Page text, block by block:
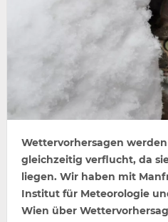
Wettervorhersagen
gleichzeitig verflucht, da
liegen. Wir haben mit
Institut für Meteorologie
Wien über